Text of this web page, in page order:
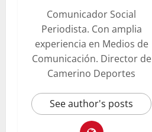
Comunicador Social
Periodista. Con amplia
experiencia en Medios de
Comunicación. Director de
Camerino Deportes
See author's posts